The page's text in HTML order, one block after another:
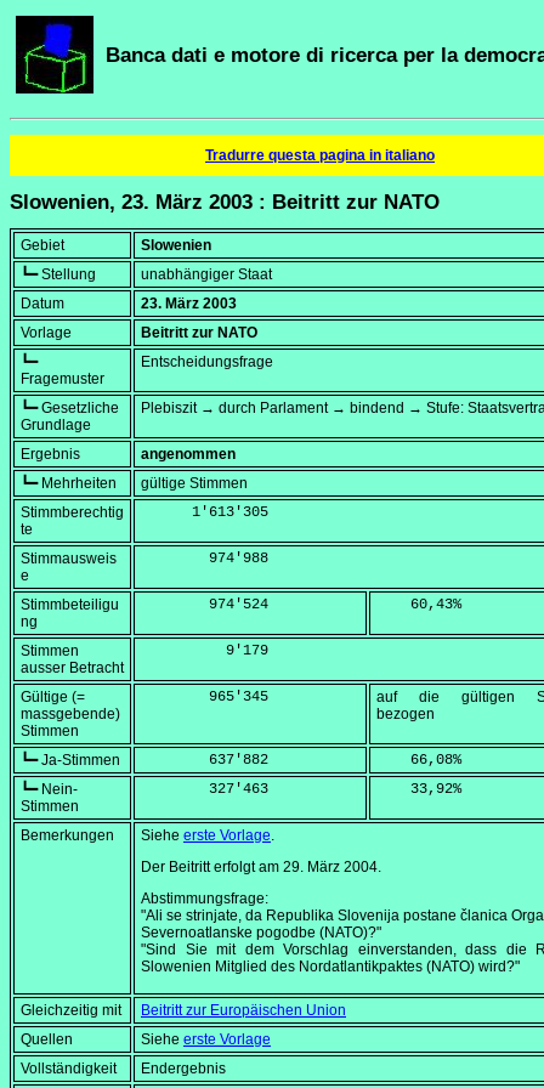
Banca dati e motore di ricerca per la
Tradurre questa pagina in italiano
Slowenien, 23. März 2003 : Beitritt zur NATO
Gebiet
Slowenien
┗━ Stellung
unabhängiger Staat
Datum
23. März 2003
Vorlage
Beitritt zur NATO
┗━
Fragemuster
Entscheidungsfrage
┗━ Gesetzliche
Grundlage
Plebiszit → durch Parlament → bindend → Stufe:
Ergebnis
angenommen
┗━ Mehrheiten
gültige Stimmen
Stimmberechtig
te
      1'613'305
Stimmausweis
e
        974'988
Stimmbeteiligu
ng
        974'524
    60,43
%
Stimmen
ausser Betracht
          9'179
Gültige (=
massgebende)
Stimmen
        965'345
auf die gültigen
bezogen
┗━ Ja-Stimmen
        637'882
    66,08
%
┗━ Nein-
Stimmen
        327'463
    33,92
%
Bemerkungen Siehe erste Vorlage.
Der Beitritt erfolgt am 29. März 2004.
Abstimmungsfrage:
"Ali se strinjate, da Republika Slovenija postane članica
Severnoatlanske pogodbe (NATO)?"
"Sind Sie mit dem Vorschlag einverstanden, dass die
Slowenien Mitglied des Nordatlantikpaktes (NATO) wird?"
Gleichzeitig mit
Beitritt zur Europäischen Union
Quellen
Siehe erste Vorlage
Vollständigkeit
Endergebnis